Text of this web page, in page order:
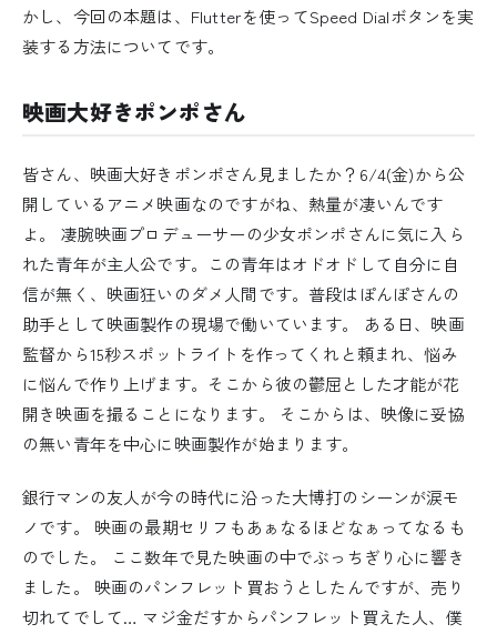
かし、今回の本題は、Flutterを使ってSpeed Dialボタンを実
装する方法についてです。
映画大好きポンポさん
皆さん、映画大好きポンポさん見ましたか？6/4(金)から公
開しているアニメ映画なのですがね、熱量が凄いんです
よ。 凄腕映画プロデューサーの少女ポンポさんに気に入ら
れた青年が主人公です。この青年はオドオドして自分に自
信が無く、映画狂いのダメ人間です。普段はぽんぽさんの
助手として映画製作の現場で働いています。 ある日、映画
監督から15秒スポットライトを作ってくれと頼まれ、悩み
に悩んで作り上げます。そこから彼の鬱屈とした才能が花
開き映画を撮ることになります。 そこからは、映像に妥協
の無い青年を中心に映画製作が始まります。
銀行マンの友人が今の時代に沿った大博打のシーンが涙モ
ノです。 映画の最期セリフもあぁなるほどなぁってなるも
のでした。 ここ数年で見た映画の中でぶっちぎり心に響き
ました。 映画のパンフレット買おうとしたんですが、売り
切れてでして… マジ金だすからパンフレット買えた人、僕